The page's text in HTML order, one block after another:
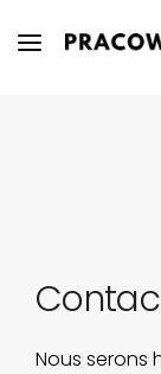
Nous serons